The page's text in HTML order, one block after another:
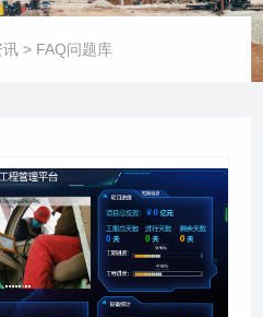
案例
于我们
讯 > FAQ问题库